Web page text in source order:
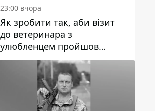
23:00 вчора
Як зробити так, аби візит
до ветеринара з
улюбленцем пройшов
спокійно: прості поради